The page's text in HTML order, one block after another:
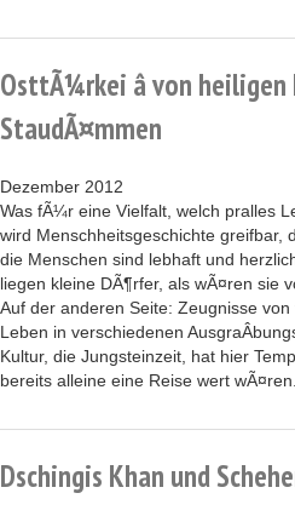
OsttÃ¼rkei â von
StaudÃ¤mmen
Dezember 2012
Was fÃ¼r eine Vielfalt, welch pralles
wird Menschheitsgeschichte greifbar,
die Menschen sind lebhaft und
liegen kleine DÃ¶rfer, als wÃ¤ren sie
Auf der anderen Seite: Zeugnisse
Leben in verschiedenen
Kultur, die Jungsteinzeit, hat hier
bereits alleine eine Reise wert wÃ¤ren.
Dschingis Khan und